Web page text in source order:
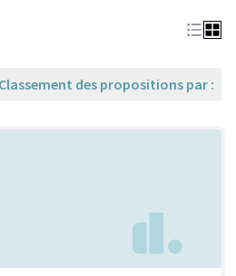
Classement des propositions par :